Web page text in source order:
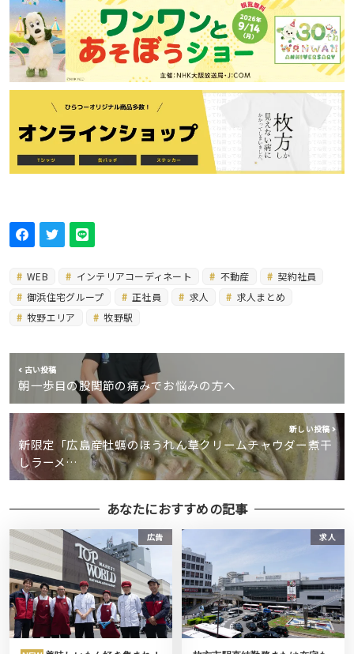
WEB インテリアコーディネート 不動産
契約社員
御浜住宅グループ
正社員 求人
求人まとめ
牧野エリア
牧野駅
古い投稿
朝一歩目の股関節の痛みでお悩みの方へ
新しい投稿
新限定「広島産牡蠣のほうれん草クリームチャウダー煮干
しラーメ…
あなたにおすすめの記事
広告 求人